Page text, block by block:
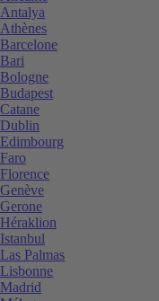
Antalya
Athènes
Barcelone
Bari
Bologne
Budapest
Catane
Dublin
Edimbourg
Faro
Florence
Genève
Gerone
Héraklion
Istanbul
Las Palmas
Lisbonne
Madrid